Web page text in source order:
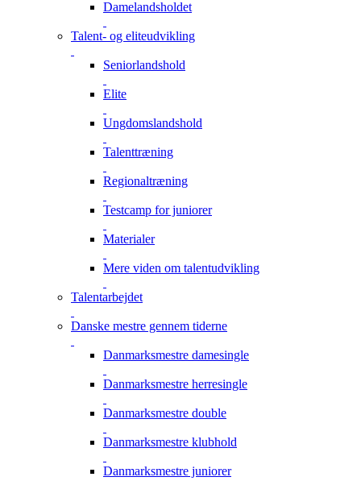
Damelandsholdet
Talent- og eliteudvikling
Seniorlandshold
Elite
Ungdomslandshold
Talenttræning
Regionaltræning
Testcamp for juniorer
Materialer
Mere viden om talentudvikling
Talentarbejdet
Danske mestre gennem tiderne
Danmarksmestre damesingle
Danmarksmestre herresingle
Danmarksmestre double
Danmarksmestre klubhold
Danmarksmestre juniorer